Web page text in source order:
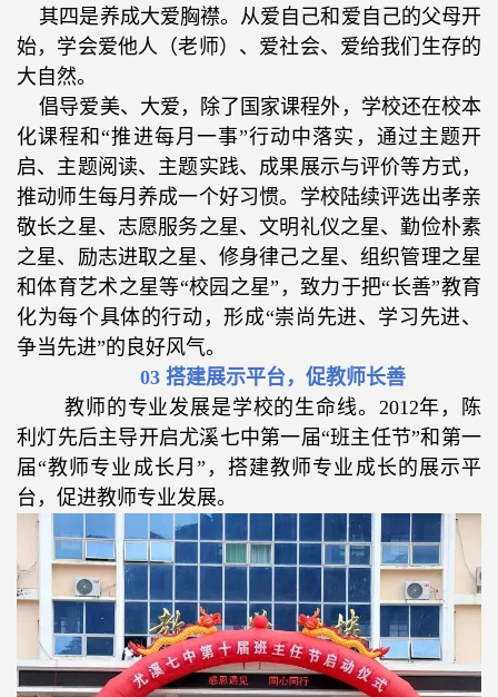
其四是养成大爱胸襟。从爱自己和爱自己的父母开
始，学会爱他人（老师）、爱社会、爱给我们生存的
大自然。
倡导爱美、大爱，除了国家课程外，学校还在校本
化课程和“推进每月一事”行动中落实，通过主题开
启、主题阅读、主题实践、成果展示与评价等方式，
推动师生每月养成一个好习惯。学校陆续评选出孝亲
敬长之星、志愿服务之星、文明礼仪之星、勤俭朴素
之星、励志进取之星、修身律己之星、组织管理之星
和体育艺术之星等“校园之星”，致力于把“长善”教育
化为每个具体的行动，形成“崇尚先进、学习先进、
争当先进”的良好风气。
03 搭建展示平台，促教师长善
教师的专业发展是学校的生命线。 2012年，陈
利灯先后主导开启尤溪七中第一届“班主任节”和第一
届“教师专业成长月”，搭建教师专业成长的展示平
台，促进教师专业发展。